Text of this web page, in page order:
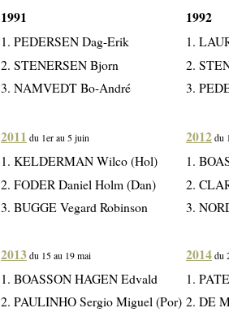
1991
1. PEDERSEN Dag-Erik
2. STENERSEN Bjorn
3. NAMVEDT Bo-André
2011 du 1er au 5 juin
1. KELDERMAN Wilco (Hol)
2. FODER Daniel Holm (Dan)
3. BUGGE Vegard Robinson
2013 du 15 au 19 mai
1. BOASSON HAGEN Edvald
2. PAULINHO Sergio Miguel (Por)
1992
1.
2.
3.
2012 du
1.
2.
3.
2014 du
1.
2. DE